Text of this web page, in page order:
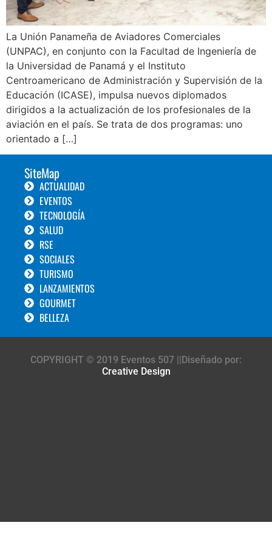
La Unión Panameña de Aviadores Comerciales
(UNPAC), en conjunto con la Facultad de Ingeniería de
la Universidad de Panamá y el Instituto
Centroamericano de Administración y Supervisión de la
Educación (ICASE), impulsa nuevos diplomados
dirigidos a la actualización de los profesionales de la
aviación en el país. Se trata de dos programas: uno
orientado a […]
SiteMap
ACTUALIDAD
EVENTOS
TECNOLOGÍA
SALUD
RSE
SOCIALES
TURISMO
LANZAMIENTOS
GOURMET
BELLEZA
COPYRIGHT © 2019 Eventos 507 ||Diseñado por:
Creative Design